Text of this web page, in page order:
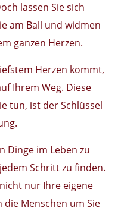
lassen Sie sich
am Ball und widmen
ganzen Herzen.
Herzen kommt,
Ihrem Weg. Diese
tun, ist der Schlüssel
Dinge im Leben zu
Schritt zu finden.
nur Ihre eigene
Menschen um Sie